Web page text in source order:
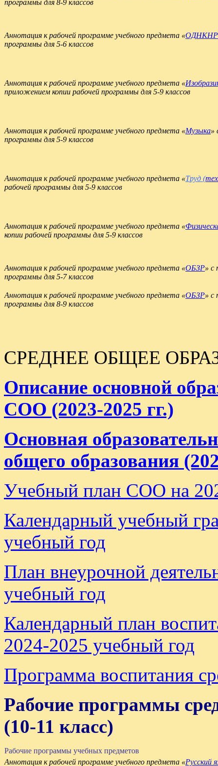
программы для 8-9 классов
Аннотация к рабочей программе учебного предмета «ОДНКНР
программы для 5-6 классов
Аннотация к рабочей программе учебного предмета «
приложением копии рабочей программы для 5-9 классов
Аннотация к рабочей программе учебного предмета «Музыка»
программы для 5-9 классов
Аннотация к рабочей программе учебного предмета «Труд (
рабочей программы для 5-9 классов
Аннотация к рабочей программе учебного предмета «
копии рабочей программы для 5-9 классов
Аннотация к рабочей программе учебного предмета «ОБЗР» с
программы для 5-7 классов
Аннотация к рабочей программе учебного предмета «ОБЗР» с
программы для 8-9 классов
СРЕДНЕЕ ОБЩЕЕ
Описание основной
СОО (2023-2025 гг.)
Основная
общего образования
Учебный план СОО на
Календарный учебный
учебный год
План внеурочной
учебный год
Календарный план
2024-2025 учебный год
Программа воспитания
Рабочие программы
(10-11 класс)
Рабочие программы учебных предметов
Аннотация к рабочей программе учебного предмета «Русский